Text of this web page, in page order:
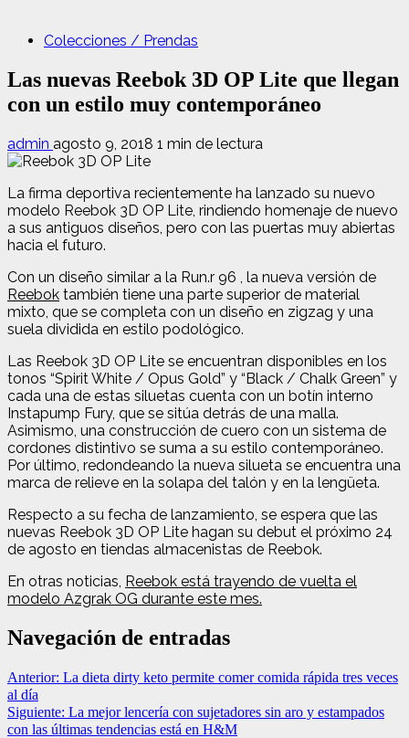
Colecciones / Prendas
Las nuevas Reebok 3D OP Lite que llegan
con un estilo muy contemporáneo
admin agosto 9, 2018 1 min de lectura
La firma deportiva recientemente ha lanzado su nuevo
modelo Reebok 3D OP Lite, rindiendo homenaje de nuevo
a sus antiguos diseños, pero con las puertas muy abiertas
hacia el futuro.
Con un diseño similar a la Run.r 96 , la nueva versión de
Reebok también tiene una parte superior de material
mixto, que se completa con un diseño en zigzag y una
suela dividida en estilo podológico.
Las Reebok 3D OP Lite se encuentran disponibles en los
tonos “Spirit White / Opus Gold” y “Black / Chalk Green” y
cada una de estas siluetas cuenta con un botín interno
Instapump Fury, que se sitúa detrás de una malla.
Asimismo, una construcción de cuero con un sistema de
cordones distintivo se suma a su estilo contemporáneo.
Por último, redondeando la nueva silueta se encuentra una
marca de relieve en la solapa del talón y en la lengüeta.
Respecto a su fecha de lanzamiento, se espera que las
nuevas Reebok 3D OP Lite hagan su debut el próximo 24
de agosto en tiendas almacenistas de Reebok.
En otras noticias, Reebok está trayendo de vuelta el
modelo Azgrak OG durante este mes.
Navegación de entradas
Anterior: La dieta dirty keto permite comer comida rápida tres veces
al día
Siguiente: La mejor lencería con sujetadores sin aro y estampados
con las últimas tendencias está en H&M